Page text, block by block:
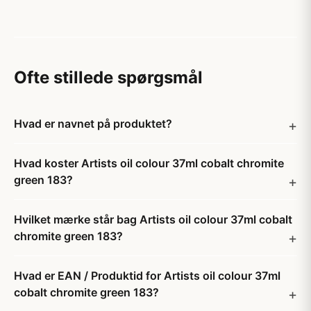
Ofte stillede spørgsmål
Hvad er navnet på produktet?
Hvad koster Artists oil colour 37ml cobalt chromite
green 183?
Hvilket mærke står bag Artists oil colour 37ml cobalt
chromite green 183?
Hvad er EAN / Produktid for Artists oil colour 37ml
cobalt chromite green 183?